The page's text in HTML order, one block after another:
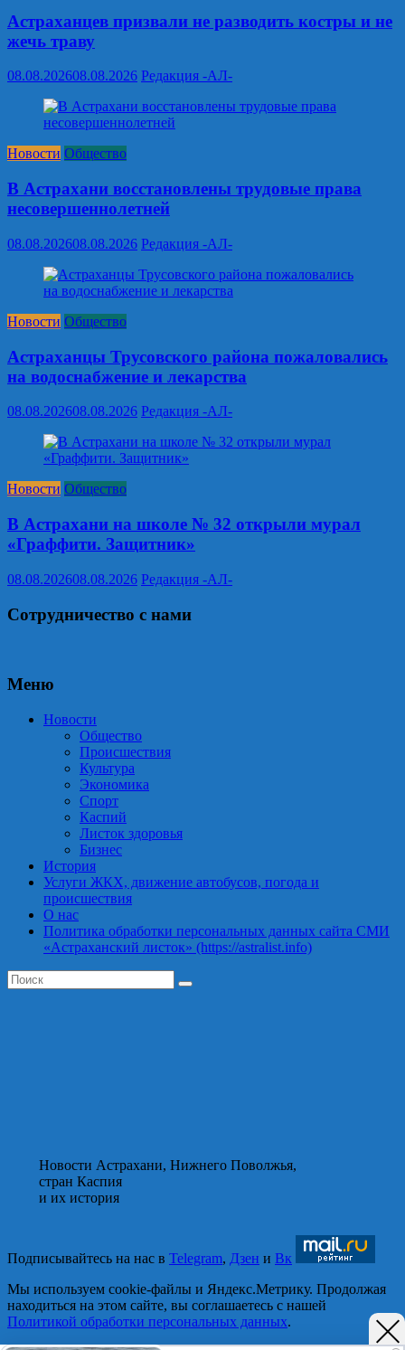
Астраханцев призвали не разводить костры и не
жечь траву
08.08.202608.08.2026 Редакция -АЛ-
Новости Общество
В Астрахани восстановлены трудовые права
несовершеннолетней
08.08.202608.08.2026 Редакция -АЛ-
Новости Общество
Астраханцы Трусовского района пожаловались
на водоснабжение и лекарства
08.08.202608.08.2026 Редакция -АЛ-
Новости Общество
В Астрахани на школе № 32 открыли мурал
«Граффити. Защитник»
08.08.202608.08.2026 Редакция -АЛ-
Сотрудничество с нами
Меню
Новости
Общество
Происшествия
Культура
Экономика
Спорт
Каспий
Листок здоровья
Бизнес
История
Услуги ЖКХ, движение автобусов, погода и
происшествия
О нас
Политика обработки персональных данных сайта СМИ
«Астраханский листок» (https://astralist.info)
Новости Астрахани, Нижнего Поволжья,
стран Каспия
и их история
Подписывайтесь на нас в Telegram, Дзен и Вк
Мы используем cookie-файлы и Яндекс.Метрику. Продолжая
находиться на этом сайте, вы соглашаетесь с нашей
Политикой обработки персональных данных.